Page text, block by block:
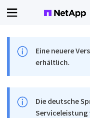
Eine neuere
erhältlich.
Die deutsche
Serviceleistung